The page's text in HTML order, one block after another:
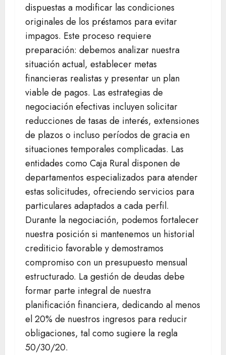
dispuestas a modificar las condiciones
originales de los préstamos para evitar
impagos. Este proceso requiere
preparación: debemos analizar nuestra
situación actual, establecer metas
financieras realistas y presentar un plan
viable de pagos. Las estrategias de
negociación efectivas incluyen solicitar
reducciones de tasas de interés, extensiones
de plazos o incluso períodos de gracia en
situaciones temporales complicadas. Las
entidades como Caja Rural disponen de
departamentos especializados para atender
estas solicitudes, ofreciendo servicios para
particulares adaptados a cada perfil.
Durante la negociación, podemos fortalecer
nuestra posición si mantenemos un historial
crediticio favorable y demostramos
compromiso con un presupuesto mensual
estructurado. La gestión de deudas debe
formar parte integral de nuestra
planificación financiera, dedicando al menos
el 20% de nuestros ingresos para reducir
obligaciones, tal como sugiere la regla
50/30/20.